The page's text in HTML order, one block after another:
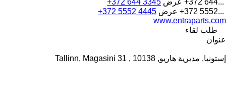
+372 5552... عرض +372 5552 4445
www.entraparts.com
طلب لقاء
عنوان
إستونيا, مديرية هاريو, 10138 , Tallinn, Magasini 31